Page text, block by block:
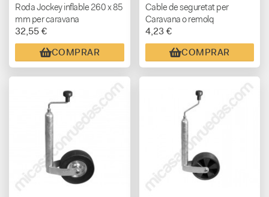
Roda Jockey inflable 260 x 85
mm per caravana
32,55 €
COMPRAR
Cable de seguretat per
Caravana o remolq
4,23 €
COMPRAR